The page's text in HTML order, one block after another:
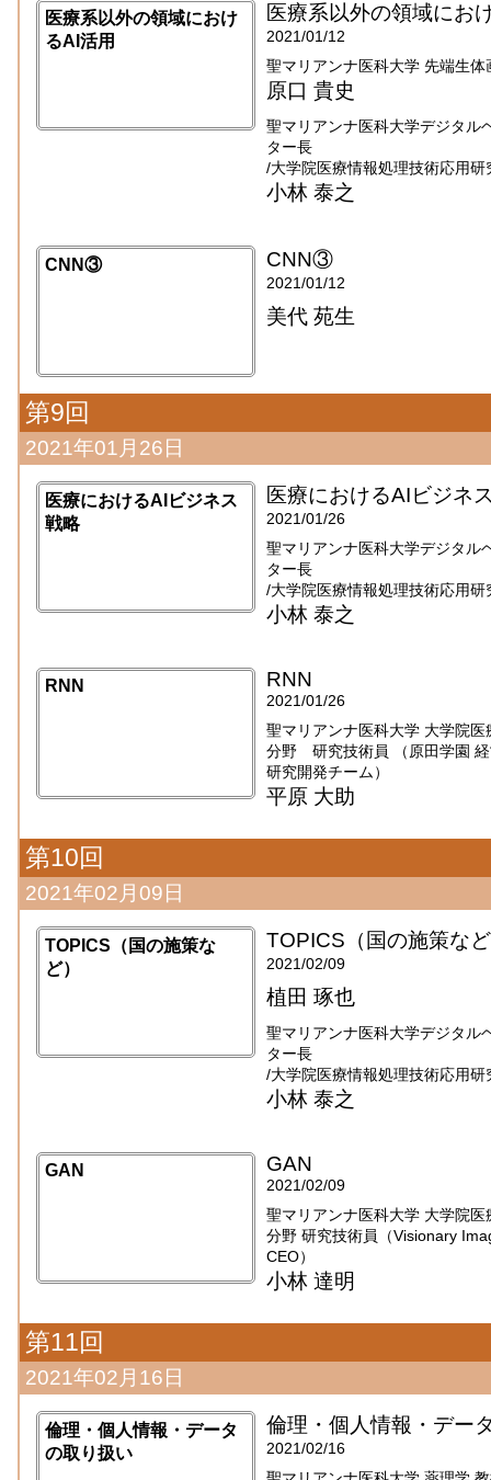
医療系以外の領域におけ
るAI活用
医療系以外の領域にお
2021/01/12
聖マリアンナ医科大学 先端生
原口 貴史
聖マリアンナ医科大学デジタル
ター長
/大学院医療情報処理技術応用研
小林 泰之
CNN③ CNN③
2021/01/12
美代 苑生
第9回
2021年01月26日
医療におけるAIビジネス
戦略
医療におけるAIビジネ
2021/01/26
聖マリアンナ医科大学デジタル
ター長
/大学院医療情報処理技術応用研
小林 泰之
RNN RNN
2021/01/26
聖マリアンナ医科大学 大学院
分野 研究技術員 （原田学園
研究開発チーム）
平原 大助
第10回
2021年02月09日
TOPICS（国の施策な
ど）
TOPICS（国の施策な
2021/02/09
植田 琢也
聖マリアンナ医科大学デジタル
ター長
/大学院医療情報処理技術応用研
小林 泰之
GAN GAN
2021/02/09
聖マリアンナ医科大学 大学院
分野 研究技術員（Visionary
CEO）
小林 達明
第11回
2021年02月16日
倫理・個人情報・データ
の取り扱い
倫理・個人情報・デー
2021/02/16